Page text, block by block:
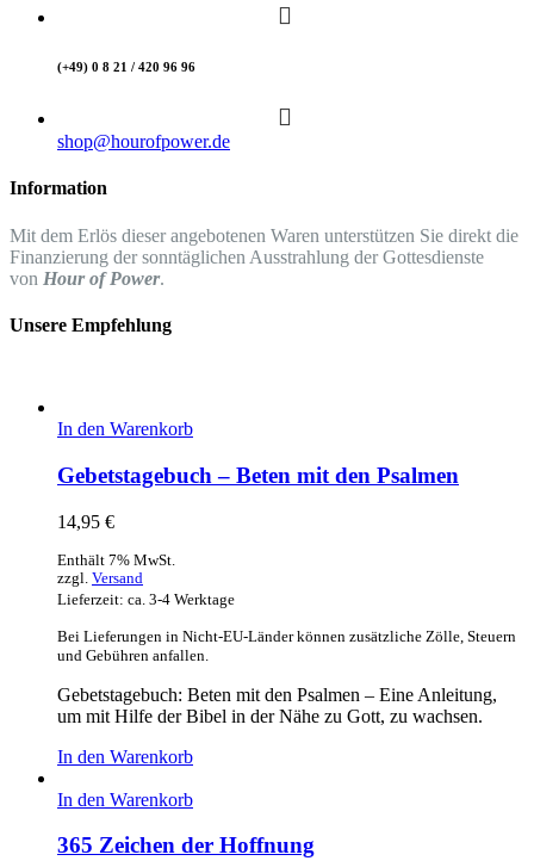
(+49) 0 8 21 / 420 96 96
shop@hourofpower.de
Information
Mit dem Erlös dieser angebotenen Waren unterstützen Sie direkt die
Finanzierung der sonntäglichen Ausstrahlung der Gottesdienste
von Hour of Power.
Unsere Empfehlung
In den Warenkorb
Gebetstagebuch – Beten mit den Psalmen
14,95 €
Enthält 7% MwSt.
zzgl. Versand
Lieferzeit: ca. 3-4 Werktage
Bei Lieferungen in Nicht-EU-Länder können zusätzliche Zölle, Steuern
und Gebühren anfallen.
Gebetstagebuch: Beten mit den Psalmen – Eine Anleitung,
um mit Hilfe der Bibel in der Nähe zu Gott, zu wachsen.
In den Warenkorb
In den Warenkorb
365 Zeichen der Hoffnung